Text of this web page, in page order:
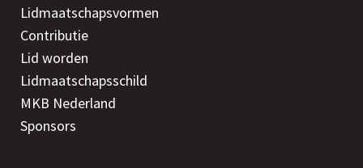
Lidmaatschapsvormen
Contributie
Lid worden
Lidmaatschapsschild
MKB Nederland
Sponsors